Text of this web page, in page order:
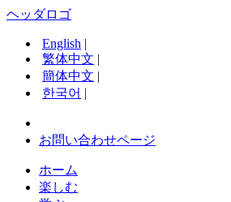
ヘッダロゴ
English |
繁体中文 |
簡体中文 |
한국어 |
お問い合わせページ
ホーム
楽しむ